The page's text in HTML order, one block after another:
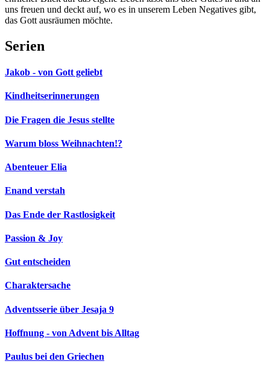
uns freuen und deckt auf, wo es in unserem Leben Negatives gibt,
das Gott ausräumen möchte.
Serien
Jakob - von Gott geliebt
Kindheitserinnerungen
Die Fragen die Jesus stellte
Warum bloss Weihnachten!?
Abenteuer Elia
Enand verstah
Das Ende der Rastlosigkeit
Passion & Joy
Gut entscheiden
Charaktersache
Adventsserie über Jesaja 9
Hoffnung - von Advent bis Alltag
Paulus bei den Griechen